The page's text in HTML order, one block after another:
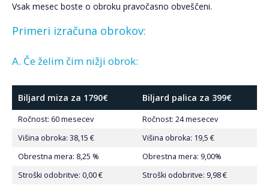
Vsak mesec boste o obroku pravočasno obveščeni.
Primeri izračuna obrokov:
A. Če želim čim nižji obrok:
Biljard miza za 1790€ Biljard palica za 399€
Ročnost: 60 mesecev
Ročnost: 24 mesecev
Višina obroka: 38,15 €
Višina obroka: 19,5 €
Obrestna mera: 8,25 %
Obrestna mera: 9,00%
Stroški odobritve: 0,00 €
Stroški odobritve: 9,98 €